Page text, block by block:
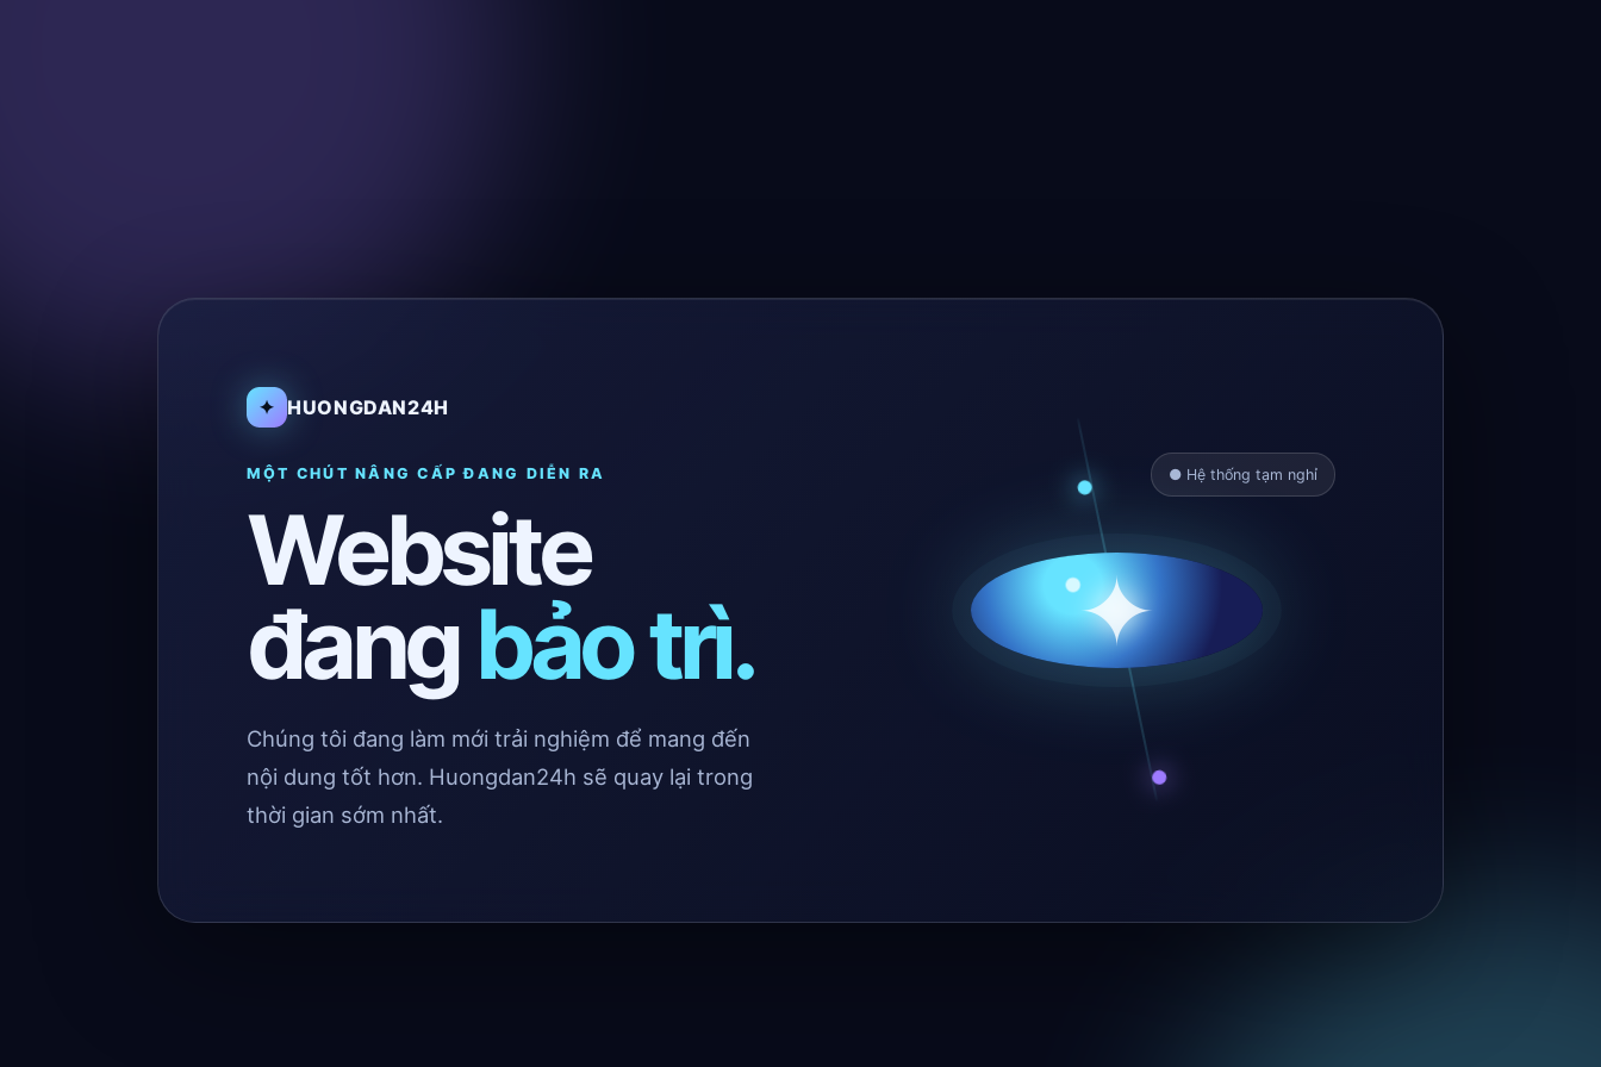
✦ HUONGDAN24H
MỘT CHÚT NÂNG CẤP ĐANG DIỄN RA
Website
đangbảo trì.
Chúng tôi đang làm mới trải nghiệm để mang đến
nội dung tốt hơn. Huongdan24h sẽ quay lại trong
thời gian sớm nhất.
● Hệ thống tạm nghỉ